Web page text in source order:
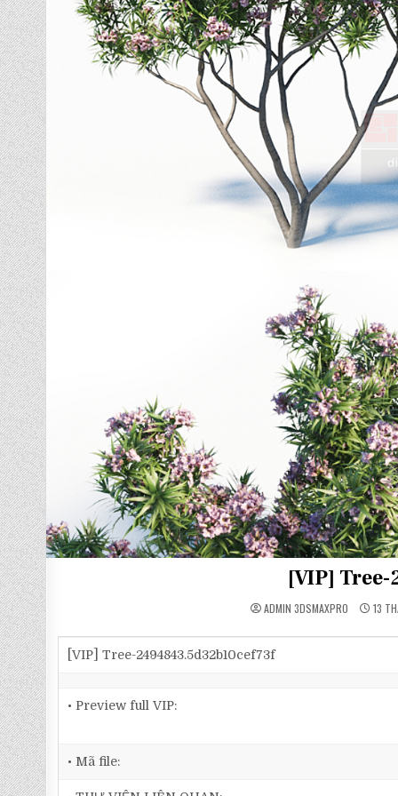
[VIP]
ADMIN 3DSMAXPRO 13
[VIP] Tree-2494843.5d32b10cef73f
• Preview full VIP:
• Mã file: